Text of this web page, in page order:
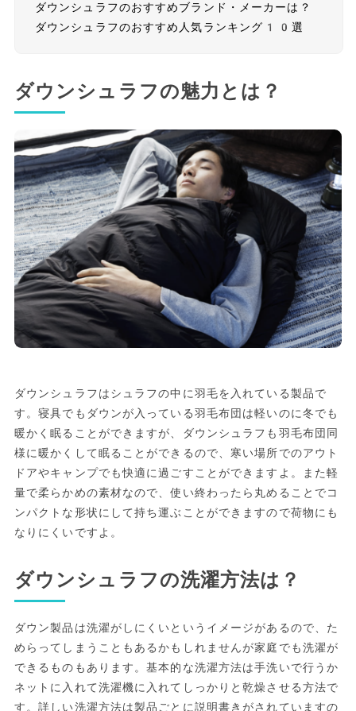
ダウンシュラフのおすすめブランド・メーカーは？
ダウンシュラフのおすすめ人気ランキング10選
ダウンシュラフの魅力とは？
ダウンシュラフはシュラフの中に羽毛を入れている製品で
す。寝具でもダウンが入っている羽毛布団は軽いのに冬でも
暖かく眠ることができますが、ダウンシュラフも羽毛布団同
様に暖かくして眠ることができるので、寒い場所でのアウト
ドアやキャンプでも快適に過ごすことができますよ。また軽
量で柔らかめの素材なので、使い終わったら丸めることでコ
ンパクトな形状にして持ち運ぶことができますので荷物にも
なりにくいですよ。
ダウンシュラフの洗濯方法は？
ダウン製品は洗濯がしにくいというイメージがあるので、た
めらってしまうこともあるかもしれませんが家庭でも洗濯が
できるものもあります。基本的な洗濯方法は手洗いで行うか
ネットに入れて洗濯機に入れてしっかりと乾燥させる方法で
す。詳しい洗濯方法は製品ごとに説明書きがされていますの